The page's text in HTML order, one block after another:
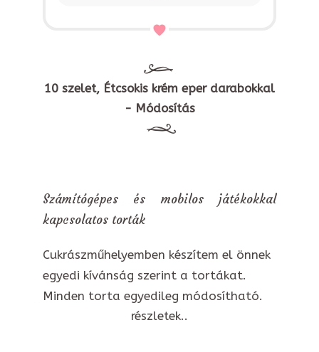
10 szelet, Étcsokis krém eper darabokkal
- Módosítás
Számítógépes és mobilos játékokkal
kapcsolatos torták
Cukrászműhelyemben készítem el önnek
egyedi kívánság szerint a tortákat.
Minden torta egyedileg módosítható.
részletek..